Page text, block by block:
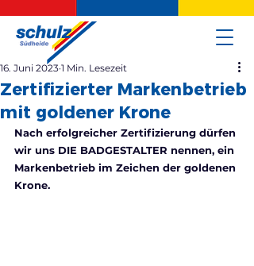
Zertifizierter Markenbetrieb
mit goldener Krone
16. Juni 2023 1 Min. Lesezeit
Nach erfolgreicher Zertifizierung dürfen
wir uns DIE BADGESTALTER nennen, ein
Markenbetrieb im Zeichen der goldenen
Krone.